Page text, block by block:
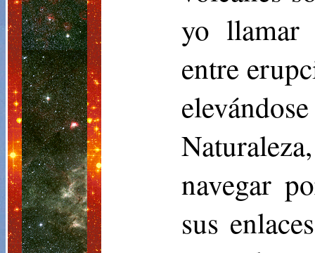
yo llamar
entre
navegar
sus